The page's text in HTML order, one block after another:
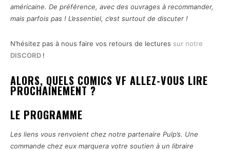
américaine. De préférence, avec des ouvrages à recommander,
mais parfois pas ! L’essentiel, c’est surtout de discuter !
N’hésitez pas à nous faire vos retours de lectures sur notre
DISCORD !
ALORS, QUELS COMICS VF ALLEZ-VOUS LIRE
PROCHAINEMENT ?
LE PROGRAMME
Les liens vous renvoient chez notre partenaire Pulp’s. Une
commande chez eux marquera votre soutien à un libraire